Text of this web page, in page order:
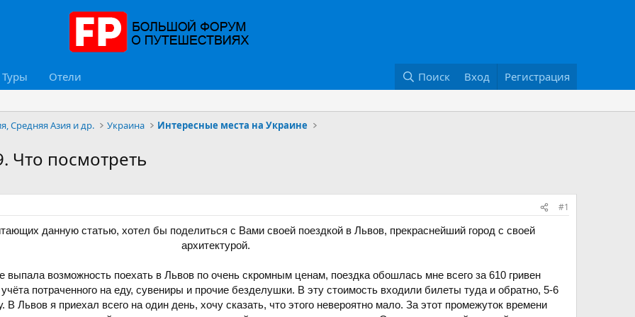
Туры Отели Поиск Вход Регистрация
Средняя Азия и др. Украина Интересные места на Украине
Что посмотреть
#1
данную статью, хотел бы поделиться с Вами своей поездкой в Львов, прекраснейший город с своей
архитектурой.
выпала возможность поехать в Львов по очень скромным ценам, поездка обошлась мне всего за 610 гривен
потраченного на еду, сувениры и прочие безделушки. В эту стоимость входили билеты туда и обратно, 5-6
В Львов я приехал всего на один день, хочу сказать, что этого невероятно мало. За этот промежуток времени